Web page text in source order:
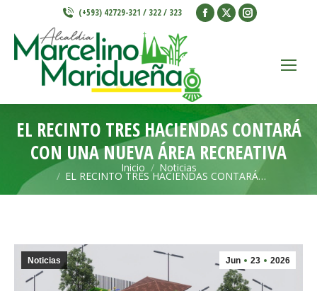
(+593) 42729-321 / 322 / 323
Facebook
window
X
window
Instagram
window
EL RECINTO TRES HACIENDAS CONTARÁ
CON UNA NUEVA ÁREA RECREATIVA
Estás aquí: Inicio Noticias
EL RECINTO TRES HACIENDAS CONTARÁ…
Jun 23 2026
Noticias